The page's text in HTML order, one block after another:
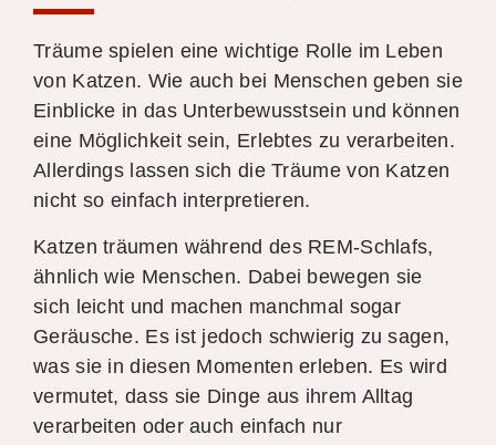
Träume spielen eine wichtige Rolle im Leben
von Katzen. Wie auch bei Menschen geben sie
Einblicke in das Unterbewusstsein und können
eine Möglichkeit sein, Erlebtes zu verarbeiten.
Allerdings lassen sich die Träume von Katzen
nicht so einfach interpretieren.
Katzen träumen während des REM-Schlafs,
ähnlich wie Menschen. Dabei bewegen sie
sich leicht und machen manchmal sogar
Geräusche. Es ist jedoch schwierig zu sagen,
was sie in diesen Momenten erleben. Es wird
vermutet, dass sie Dinge aus ihrem Alltag
verarbeiten oder auch einfach nur